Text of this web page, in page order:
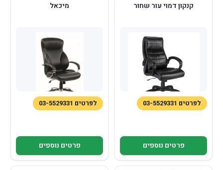
קנקון דמוי עור שחור
לפרטים 03-5529331
פרטים נוספים
מיכאל
לפרטים 03-5529331
פרטים נוספים